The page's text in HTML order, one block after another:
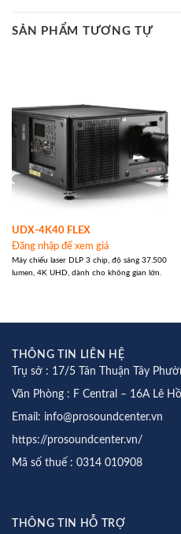
SẢN PHẨM TƯƠNG TỰ
UDX‑4K40 FLEX
Đăng nhập để xem giá
Máy chiếu laser DLP 3 chip, độ sáng 37.500
lumen, 4K UHD, dành cho không gian lớn.
THÔNG TIN LIÊN HỆ
Trụ sở : 17/5 Tân Thuận Tây
Văn Phòng : F Central – 16A Lê
Email: info@prosoundcenter.vn
https://prosoundcenter.vn/
Mã số thuế : 0314 010908
THÔNG TIN HỖ TRỢ